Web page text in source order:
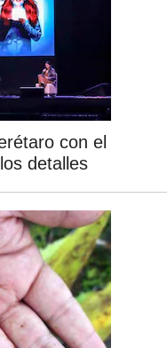
con el
detalles